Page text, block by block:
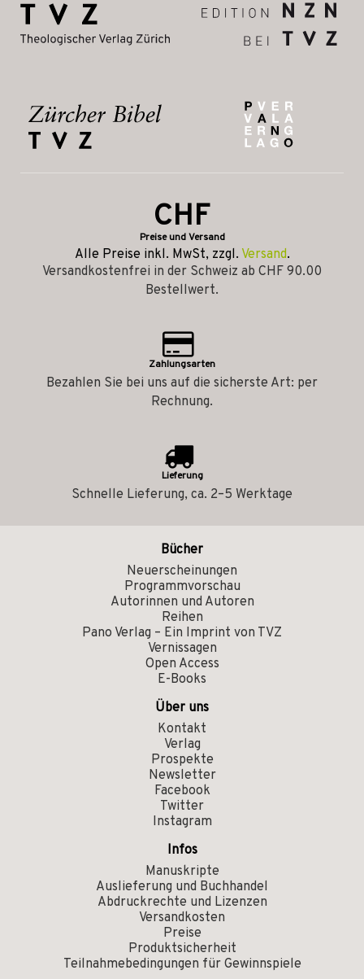
CHF
Preise und Versand
Alle Preise inkl. MwSt, zzgl. Versand.
Versandkostenfrei in der Schweiz ab CHF 90.00
Bestellwert.
Zahlungsarten
Bezahlen Sie bei uns auf die sicherste Art: per
Rechnung.
Lieferung
Schnelle Lieferung, ca. 2–5 Werktage
Bücher
Neuerscheinungen
Programmvorschau
Autorinnen und Autoren
Reihen
Pano Verlag – Ein Imprint von TVZ
Vernissagen
Open Access
E-Books
Über uns
Kontakt
Verlag
Prospekte
Newsletter
Facebook
Twitter
Instagram
Infos
Manuskripte
Auslieferung und Buchhandel
Abdruckrechte und Lizenzen
Versandkosten
Preise
Produktsicherheit
Teilnahmebedingungen für Gewinnspiele